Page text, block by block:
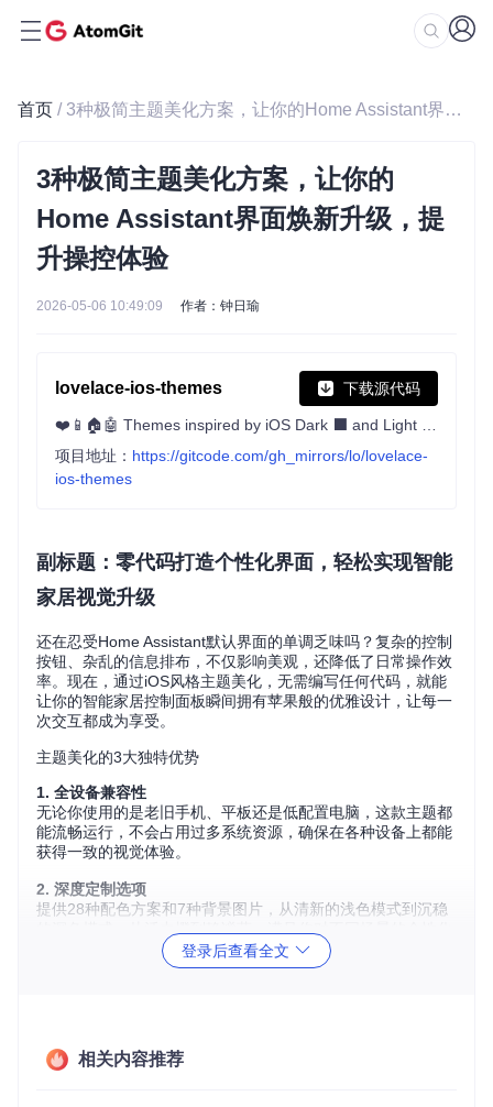
首页 / 3种极简主题美化方案，让你的Home Assistant界面焕新升级，提升操控体验
3种极简主题美化方案，让你的
Home Assistant界面焕新升级，提
升操控体验
2026-05-06 10:49:09 作者：钟日瑜
lovelace-ios-themes 下载源代码
项目地址： https://gitcode.com/gh_mirrors/lo/lovelace-
ios-themes
副标题：零代码打造个性化界面，轻松实现智能
家居视觉升级
还在忍受Home Assistant默认界面的单调乏味吗？复杂的控制
按钮、杂乱的信息排布，不仅影响美观，还降低了日常操作效
率。现在，通过iOS风格主题美化，无需编写任何代码，就能
让你的智能家居控制面板瞬间拥有苹果般的优雅设计，让每一
次交互都成为享受。
主题美化的3大独特优势
1. 全设备兼容性
无论你使用的是老旧手机、平板还是低配置电脑，这款主题都
能流畅运行，不会占用过多系统资源，确保在各种设备上都能
获得一致的视觉体验。
2. 深度定制选项
提供28种配色方案和7种背景图片，从清新的浅色模式到沉稳
操作流畅度。
登录后查看全文
相关内容推荐